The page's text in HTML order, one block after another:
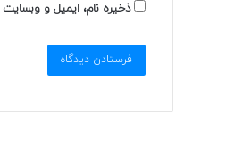
ذخیره نام، ایمیل و